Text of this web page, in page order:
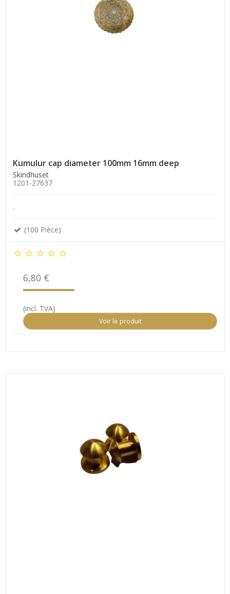
Kumulur cap diameter 100mm 16mm deep
Skindhuset
1201-27637
.
(100 Pièce)
6,80 €
(incl. TVA)
Voir le produit